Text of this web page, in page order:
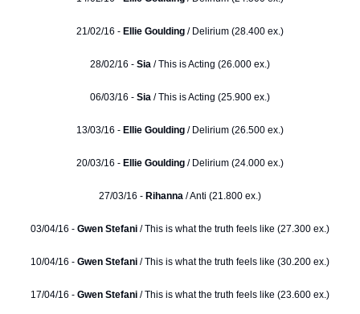
21/02/16 - Ellie Goulding / Delirium (28.400 ex.)
28/02/16 - Sia / This is Acting (26.000 ex.)
06/03/16 - Sia / This is Acting (25.900 ex.)
13/03/16 - Ellie Goulding / Delirium (26.500 ex.)
20/03/16 - Ellie Goulding / Delirium (24.000 ex.)
27/03/16 - Rihanna / Anti (21.800 ex.)
03/04/16 - Gwen Stefani / This is what the truth feels like (27.300 ex.)
10/04/16 - Gwen Stefani / This is what the truth feels like (30.200 ex.)
17/04/16 - Gwen Stefani / This is what the truth feels like (23.600 ex.)